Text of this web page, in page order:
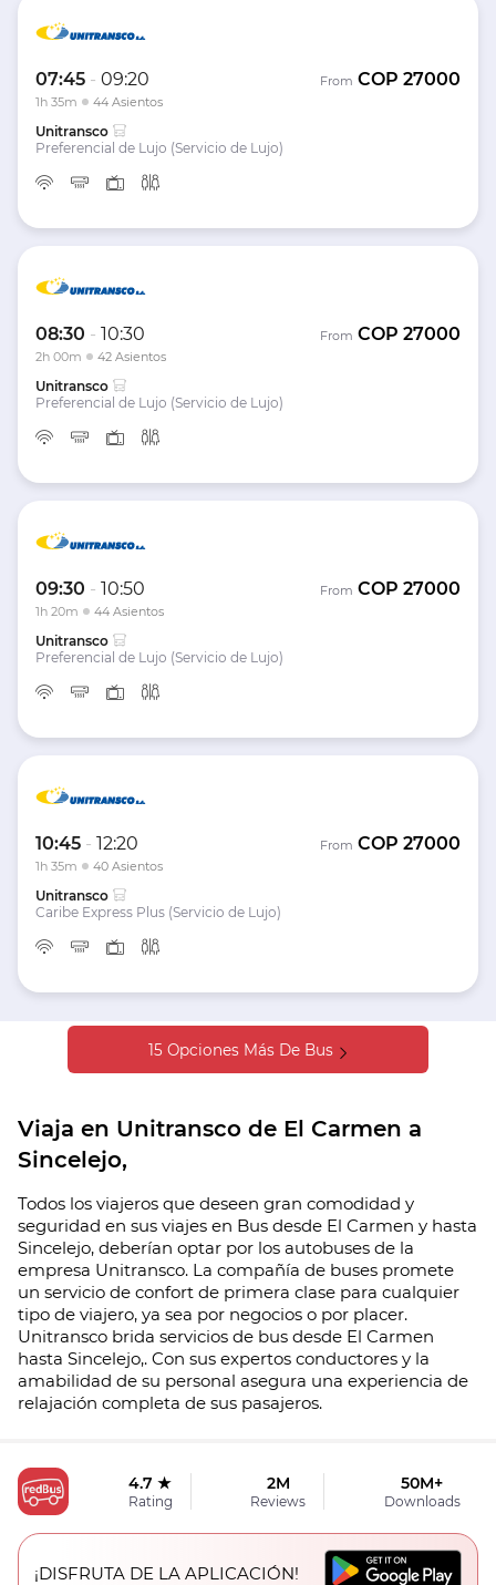
07:45 - 09:20
1h 35m 44 Asientos
From COP 27000
Unitransco
Preferencial de Lujo (Servicio de Lujo)
08:30 - 10:30
2h 00m 42 Asientos
From COP 27000
Unitransco
Preferencial de Lujo (Servicio de Lujo)
09:30 - 10:50
1h 20m 44 Asientos
From COP 27000
Unitransco
Preferencial de Lujo (Servicio de Lujo)
10:45 - 12:20
1h 35m 40 Asientos
From COP 27000
Unitransco
Caribe Express Plus (Servicio de Lujo)
15 Opciones Más De Bus
Viaja en Unitransco de El Carmen a
Sincelejo,
Todos los viajeros que deseen gran comodidad y
seguridad en sus viajes en Bus desde El Carmen y hasta
Sincelejo, deberían optar por los autobuses de la
empresa Unitransco. La compañía de buses promete
un servicio de confort de primera clase para cualquier
tipo de viajero, ya sea por negocios o por placer.
Unitransco brida servicios de bus desde El Carmen
hasta Sincelejo,. Con sus expertos conductores y la
amabilidad de su personal asegura una experiencia de
relajación completa de sus pasajeros.
4.7 ★
Rating
2M
Reviews
50M+
Downloads
¡DISFRUTA DE LA APLICACIÓN!